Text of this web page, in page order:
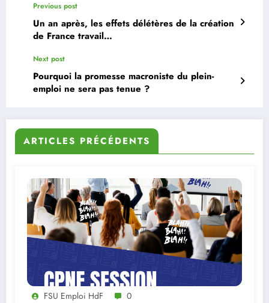
Previous post
Un an après, les effets délétères de la création
de France travail…
Next post
Pourquoi la promesse macroniste du plein-
emploi ne sera pas tenue ?
ARTICLES PRÉCÉDENTS
FSU Emploi HdF 0